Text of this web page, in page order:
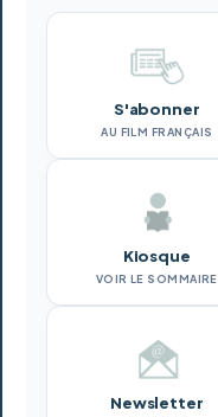
S'abonner
AU FILM FRANÇAIS
Kiosque
VOIR LE SOMMAIRE
Newsletter